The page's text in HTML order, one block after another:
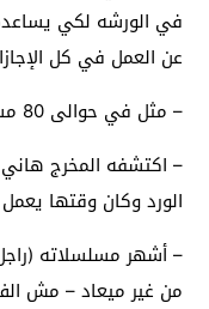
في الورشه لكي
عن العمل في كل
– مثل في حوالى 80 مسرحية مابين سنة 1979 و1984.
– اكتشفه المخرج
الورد وكان وقتها
– أشهر مسلسلاته
من غير ميعاد – مش